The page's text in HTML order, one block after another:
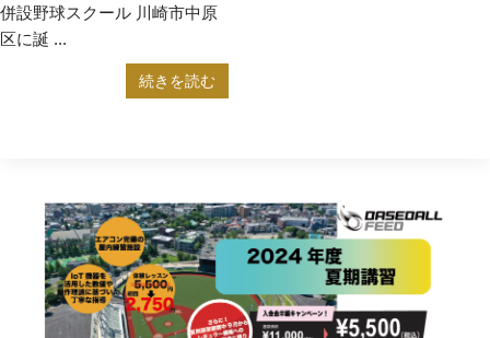
併設野球スクール 川崎市中原
区に誕 ...
続きを読む